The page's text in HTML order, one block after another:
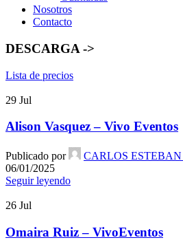
Nosotros
Contacto
DESCARGA ->
Lista de precios
29 Jul
Alison Vasquez – Vivo Eventos
Publicado por
CARLOS
06/01/2025
Seguir leyendo
26 Jul
Omaira Ruiz – VivoEventos